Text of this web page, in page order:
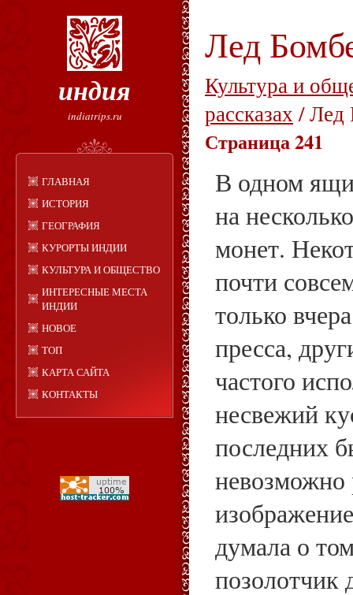
индия
indiatrips.ru
ГЛАВНАЯ
ИСТОРИЯ
ГЕОГРАФИЯ
КУРОРТЫ ИНДИИ
КУЛЬТУРА И ОБЩЕСТВО
ИНТЕРЕСНЫЕ МЕСТА
ИНДИИ
НОВОЕ
ТОП
КАРТА САЙТА
КОНТАКТЫ
Лед
Культура и
рассказах/ Лед
Страница 241
В одном
на
монет.
почти
только
пресса,
частого
несвежий
последних
невозможно
думала о
позолотчик